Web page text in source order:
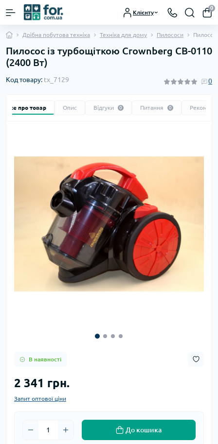
Клієнту
0
Дрібна побутова техніка Техніка для дому Пилососи Пилосос
Пилосос із турбощіткою Crownberg CB-0110
(2400 Вт)
Код товару: tx_7129 0
Все про товар Опис Відгуки 0 Питання 0
В наявності
2 341 грн.
Запит оптової ціни
До кошика